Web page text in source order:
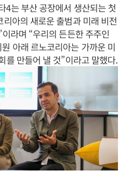
4는 부산 공장에서 생산되는 첫
아의 새로운 출범과 미래 비전
라며 “우리의 든든한 주주인
아래 르노코리아는 가까운 미
를 만들어 낼 것”이라고 말했다.